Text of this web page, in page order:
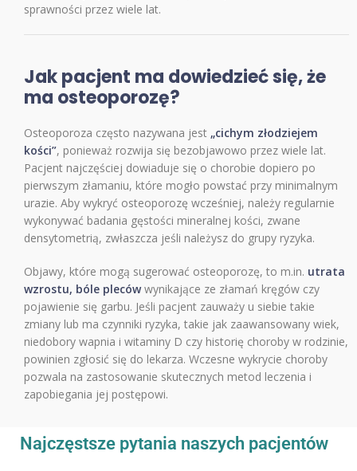
sprawności przez wiele lat.
Jak pacjent ma dowiedzieć się, że
ma osteoporozę?
Osteoporoza często nazywana jest „cichym złodziejem
kości”, ponieważ rozwija się bezobjawowo przez wiele lat.
Pacjent najczęściej dowiaduje się o chorobie dopiero po
pierwszym złamaniu, które mogło powstać przy minimalnym
urazie. Aby wykryć osteoporozę wcześniej, należy regularnie
wykonywać badania gęstości mineralnej kości, zwane
densytometrią, zwłaszcza jeśli należysz do grupy ryzyka.
Objawy, które mogą sugerować osteoporozę, to m.in. utrata
wzrostu, bóle plecówwynikające ze złamań kręgów czy
pojawienie się garbu. Jeśli pacjent zauważy u siebie takie
zmiany lub ma czynniki ryzyka, takie jak zaawansowany wiek,
niedobory wapnia i witaminy D czy historię choroby w rodzinie,
powinien zgłosić się do lekarza. Wczesne wykrycie choroby
pozwala na zastosowanie skutecznych metod leczenia i
zapobiegania jej postępowi.
Najczęstsze pytania naszych pacjentów